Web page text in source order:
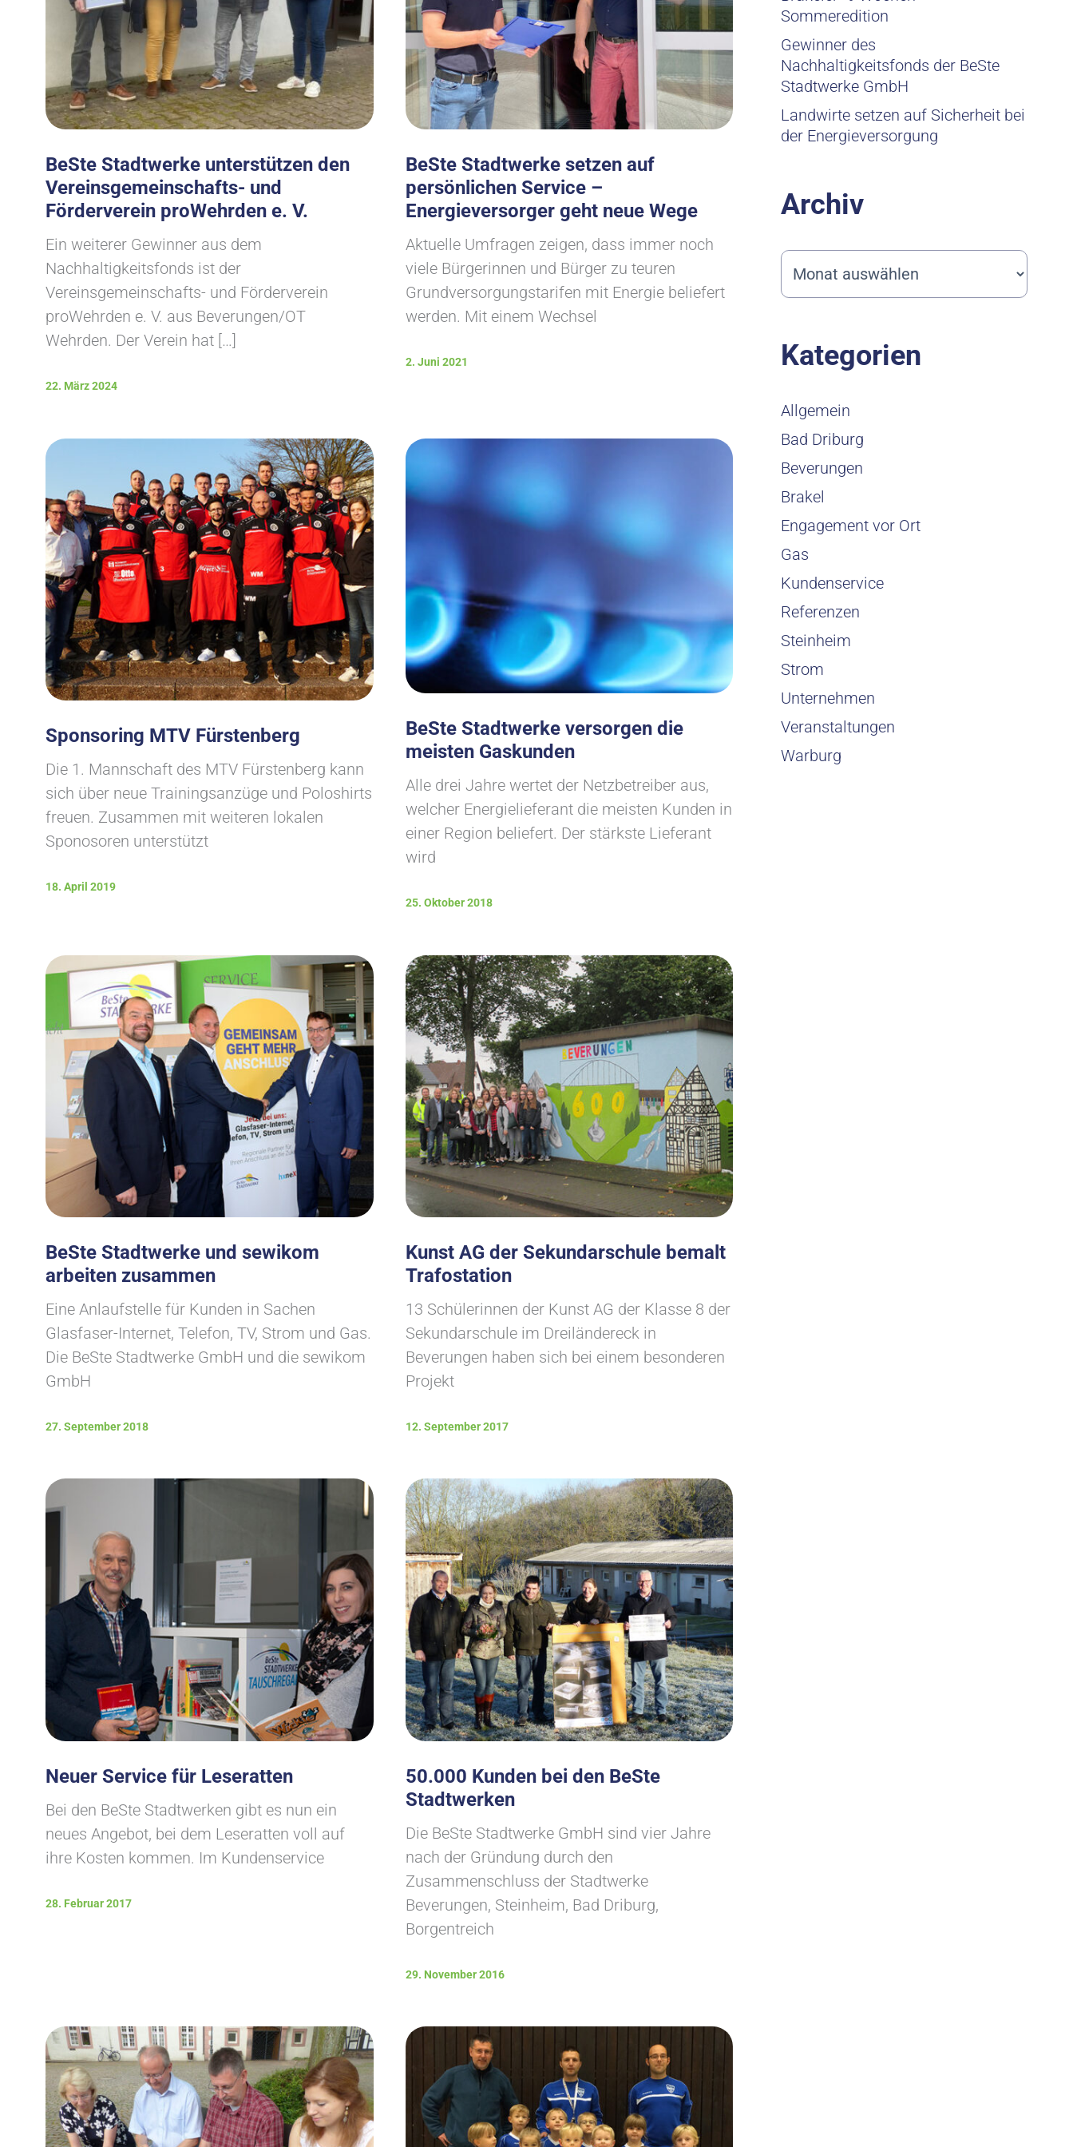
BeSte Stadtwerke unterstützen den
Vereinsgemeinschafts- und
Förderverein proWehrden e. V.
Ein weiterer Gewinner aus dem
Nachhaltigkeitsfonds ist der
Vereinsgemeinschafts- und Förderverein
proWehrden e. V. aus Beverungen/OT
Wehrden. Der Verein hat […]
22. März 2024
BeSte Stadtwerke setzen auf
persönlichen Service –
Energieversorger geht neue Wege
Aktuelle Umfragen zeigen, dass immer noch
viele Bürgerinnen und Bürger zu teuren
Grundversorgungstarifen mit Energie beliefert
werden. Mit einem Wechsel
2. Juni 2021
Sponsoring MTV Fürstenberg
Die 1. Mannschaft des MTV Fürstenberg kann
sich über neue Trainingsanzüge und Poloshirts
freuen. Zusammen mit weiteren lokalen
Sponosoren unterstützt
18. April 2019
BeSte Stadtwerke versorgen die
meisten Gaskunden
Alle drei Jahre wertet der Netzbetreiber aus,
welcher Energielieferant die meisten Kunden in
einer Region beliefert. Der stärkste Lieferant
wird
25. Oktober 2018
BeSte Stadtwerke und sewikom
arbeiten zusammen
Eine Anlaufstelle für Kunden in Sachen
Glasfaser-Internet, Telefon, TV, Strom und Gas.
Die BeSte Stadtwerke GmbH und die sewikom
GmbH
27. September 2018
Kunst AG der Sekundarschule bemalt
Trafostation
13 Schülerinnen der Kunst AG der Klasse 8 der
Sekundarschule im Dreiländereck in
Beverungen haben sich bei einem besonderen
Projekt
12. September 2017
Neuer Service für Leseratten
Bei den BeSte Stadtwerken gibt es nun ein
neues Angebot, bei dem Leseratten voll auf
ihre Kosten kommen. Im Kundenservice
28. Februar 2017
50.000 Kunden bei den BeSte
Stadtwerken
Die BeSte Stadtwerke GmbH sind vier Jahre
nach der Gründung durch den
Zusammenschluss der Stadtwerke
Beverungen, Steinheim, Bad Driburg,
Borgentreich
29. November 2016
Sommeredition
Gewinner des
Nachhaltigkeitsfonds der BeSte
Stadtwerke GmbH
Landwirte setzen auf Sicherheit bei
der Energieversorgung
Archiv
Kategorien
Allgemein
Bad Driburg
Beverungen
Brakel
Engagement vor Ort
Gas
Kundenservice
Referenzen
Steinheim
Strom
Unternehmen
Veranstaltungen
Warburg